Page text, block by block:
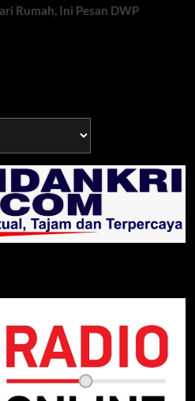
Rumah, Ini Pesan DWP